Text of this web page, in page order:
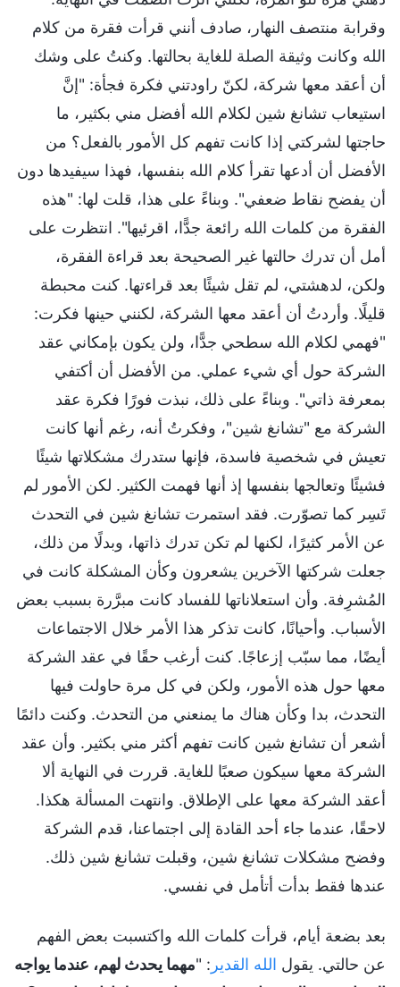
وقرابة منتصف النهار، صادف أنني قرأت فقرة من كلام
الله وكانت وثيقة الصلة للغاية بحالتها. وكنتُ على وشك
أن أعقد معها شركة، لكنّ راودتني فكرة فجأة: "إنَّ
استيعاب تشانغ شين لكلام الله أفضل مني بكثير، ما
حاجتها لشركتي إذا كانت تفهم كل الأمور بالفعل؟ من
الأفضل أن أدعها تقرأ كلام الله بنفسها، فهذا سيفيدها دون
أن يفضح نقاط ضعفي". وبناءً على هذا، قلت لها: "هذه
الفقرة من كلمات الله رائعة جدًّا، اقرئيها". انتظرت على
أمل أن تدرك حالتها غير الصحيحة بعد قراءة الفقرة،
ولكن، لدهشتي، لم تقل شيئًا بعد قراءتها. كنت محبطة
قليلًا. وأردتُ أن أعقد معها الشركة، لكنني حينها فكرت:
"فهمي لكلام الله سطحي جدًّا، ولن يكون بإمكاني عقد
الشركة حول أي شيء عملي. من الأفضل أن أكتفي
بمعرفة ذاتي". وبناءً على ذلك، نبذت فورًا فكرة عقد
الشركة مع "تشانغ شين"، وفكرتُ أنه، رغم أنها كانت
تعيش في شخصية فاسدة، فإنها ستدرك مشكلاتها شيئًا
فشيئًا وتعالجها بنفسها إذ أنها فهمت الكثير. لكن الأمور لم
تَسِر كما تصوّرت. فقد استمرت تشانغ شين في التحدث
عن الأمر كثيرًا، لكنها لم تكن تدرك ذاتها، وبدلًا من ذلك،
جعلت شركتها الآخرين يشعرون وكأن المشكلة كانت في
المُشرِفة. وأن استعلاناتها للفساد كانت مبرَّرة بسبب بعض
الأسباب. وأحيانًا، كانت تذكر هذا الأمر خلال الاجتماعات
أيضًا، مما سبّب إزعاجًا. كنت أرغب حقًا في عقد الشركة
معها حول هذه الأمور، ولكن في كل مرة حاولت فيها
التحدث، بدا وكأن هناك ما يمنعني من التحدث. وكنت دائمًا
أشعر أن تشانغ شين كانت تفهم أكثر مني بكثير. وأن عقد
الشركة معها سيكون صعبًا للغاية. قررت في النهاية ألا
أعقد الشركة معها على الإطلاق. وانتهت المسألة هكذا.
لاحقًا، عندما جاء أحد القادة إلى اجتماعنا، قدم الشركة
وفضح مشكلات تشانغ شين، وقبلت تشانغ شين ذلك.
عندها فقط بدأت أتأمل في نفسي.
بعد بضعة أيام، قرأت كلمات الله واكتسبت بعض الفهم
عن حالتي. يقول الله القدير : "مهما يحدث لهم، عندما يواجه